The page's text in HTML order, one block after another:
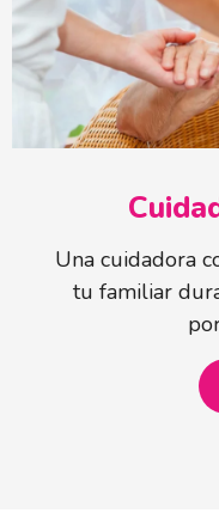
Una cuidadora
tu familiar